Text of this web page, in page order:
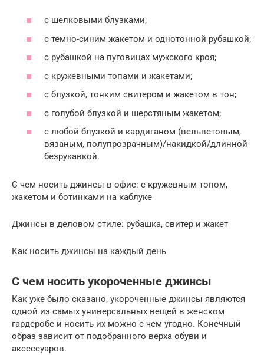
с шелковыми блузками;
с темно-синим жакетом и однотонной рубашкой;
с рубашкой на пуговицах мужского кроя;
с кружевными топами и жакетами;
с блузкой, тонким свитером и жакетом в тон;
с голубой блузкой и шерстяным жакетом;
с любой блузкой и кардиганом (вельветовым,
вязаным, полупрозрачным)/накидкой/длинной
безрукавкой.
С чем носить джинсы в офис: с кружевным топом,
жакетом и ботинками на каблуке
Джинсы в деловом стиле: рубашка, свитер и жакет
Как носить джинсы на каждый день
С чем носить укороченные джинсы
Как уже было сказано, укороченные джинсы являются
одной из самых универсальных вещей в женском
гардеробе и носить их можно с чем угодно. Конечный
образ зависит от подобранного верха обуви и
аксессуаров.